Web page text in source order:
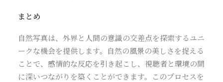
まとめ
自然写真は、外界と人間の意識の交差点を探索するユニ
ークな機会を提供します。自然の風景の美しさを捉える
ことで、感情的な反応を引き起こし、視聴者と環境の間
に深いつながりを築くことができます。このプロセスを